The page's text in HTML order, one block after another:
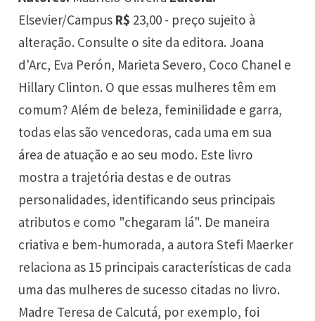
Elsevier/Campus R$ 23,00 - preço sujeito à
alteração. Consulte o site da editora. Joana
d'Arc, Eva Perón, Marieta Severo, Coco Chanel e
Hillary Clinton. O que essas mulheres têm em
comum? Além de beleza, feminilidade e garra,
todas elas são vencedoras, cada uma em sua
área de atuação e ao seu modo. Este livro
mostra a trajetória destas e de outras
personalidades, identificando seus principais
atributos e como "chegaram lá". De maneira
criativa e bem-humorada, a autora Stefi Maerker
relaciona as 15 principais características de cada
uma das mulheres de sucesso citadas no livro.
Madre Teresa de Calcutá, por exemplo, foi